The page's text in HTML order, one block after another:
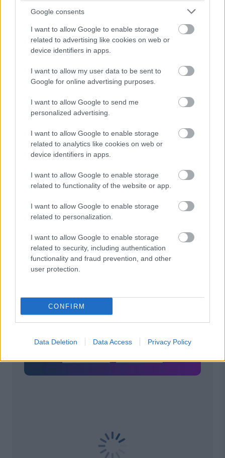
Google consents
I want to allow Google to enable storage
related to advertising like cookies on web or
device identifiers in apps.
I want to allow my user data to be sent to
Google for online advertising purposes.
I want to allow Google to send me
personalized advertising.
I want to allow Google to enable storage
related to analytics like cookies on web or
device identifiers in apps.
I want to allow Google to enable storage
related to functionality of the website or app.
I want to allow Google to enable storage
related to personalization.
I want to allow Google to enable storage
related to security, including authentication
functionality and fraud prevention, and other
user protection.
CONFIRM
Data Deletion Data Access Privacy Policy
07/08/2026 - 21:00
Η Ducati ανακοίνωσε επενδυτικό πλάνο 121
εκατ. ευρώ με ιταλική κρατική επιχορήγηση
07/08/2026 - 17:00
BMW i3: Ακόμα δεν την είδανε κι όμως την
παραγγείλανε
συνδεθείς στο my
gazzetta!